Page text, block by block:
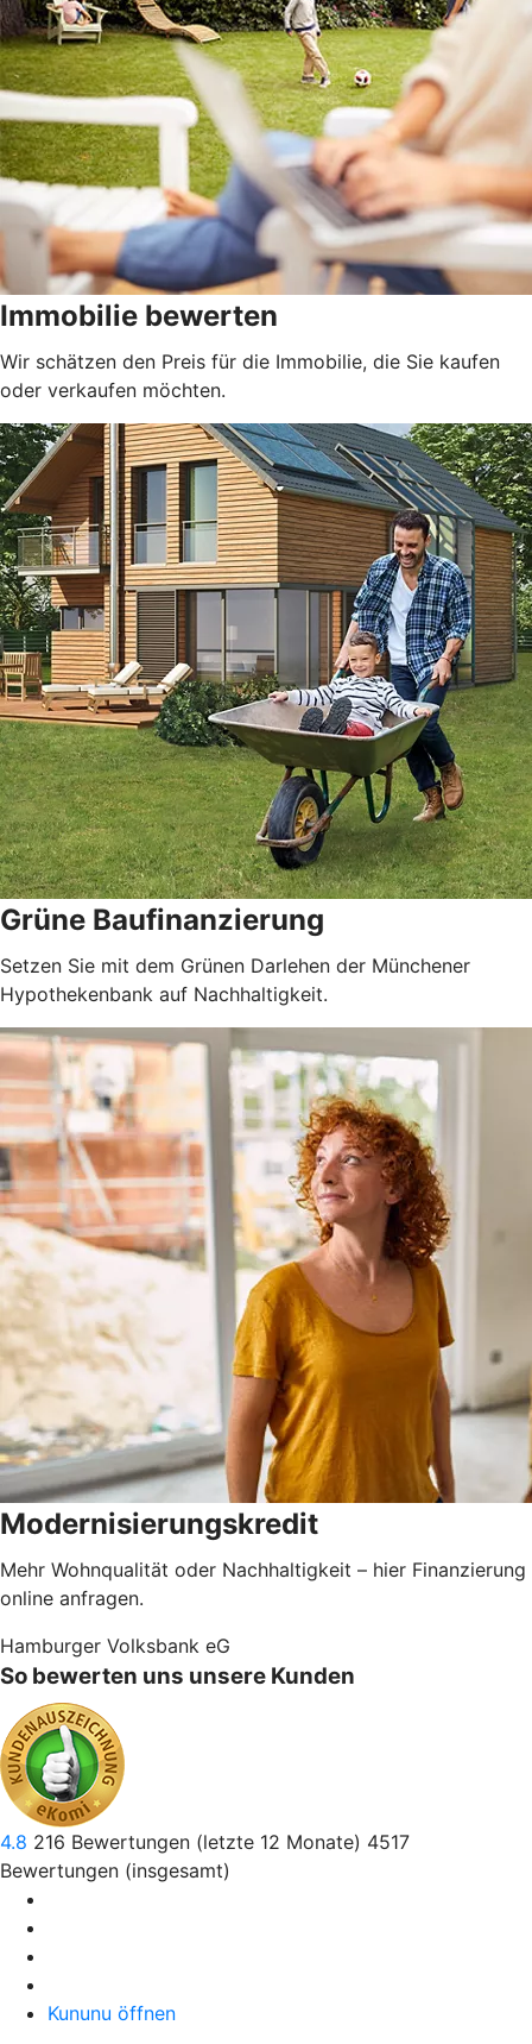
Immobilie bewerten
Wir schätzen den Preis für die Immobilie, die Sie kaufen
oder verkaufen möchten.
Grüne Baufinanzierung
Setzen Sie mit dem Grünen Darlehen der Münchener
Hypothekenbank auf Nachhaltigkeit.
Modernisierungskredit
Mehr Wohnqualität oder Nachhaltigkeit – hier Finanzierung
online anfragen.
Hamburger Volksbank eG
So bewerten uns unsere Kunden
4.8 216 Bewertungen (letzte 12 Monate) 4517
Bewertungen (insgesamt)
Kununu öffnen